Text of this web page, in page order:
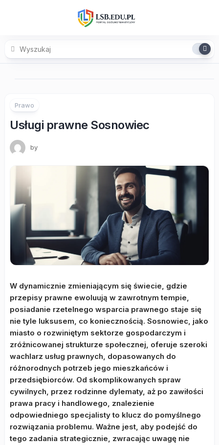
Prawo
Usługi prawne Sosnowiec
by
W dynamicznie zmieniającym się świecie, gdzie
przepisy prawne ewoluują w zawrotnym tempie,
posiadanie rzetelnego wsparcia prawnego staje się
nie tyle luksusem, co koniecznością. Sosnowiec, jako
miasto o rozwiniętym sektorze gospodarczym i
zróżnicowanej strukturze społecznej, oferuje szeroki
wachlarz usług prawnych, dopasowanych do
różnorodnych potrzeb jego mieszkańców i
przedsiębiorców. Od skomplikowanych spraw
cywilnych, przez rodzinne dylematy, aż po zawiłości
prawa pracy i handlowego, znalezienie
odpowiedniego specjalisty to klucz do pomyślnego
rozwiązania problemu. Ważne jest, aby podejść do
tego zadania strategicznie, zwracając uwagę nie